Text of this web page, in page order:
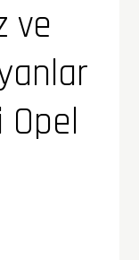
ve
Opel